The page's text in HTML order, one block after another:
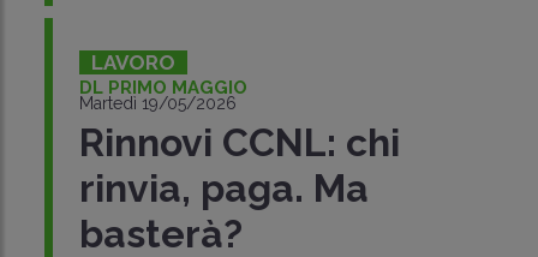
LAVORO
DL PRIMO MAGGIO
Martedì 19/05/2026
Rinnovi CCNL: chi
rinvia, paga. Ma
basterà?